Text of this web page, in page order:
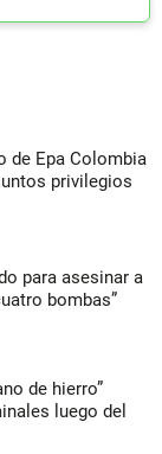
de Epa Colombia
privilegios
para asesinar a
bombas”
de hierro”
luego del